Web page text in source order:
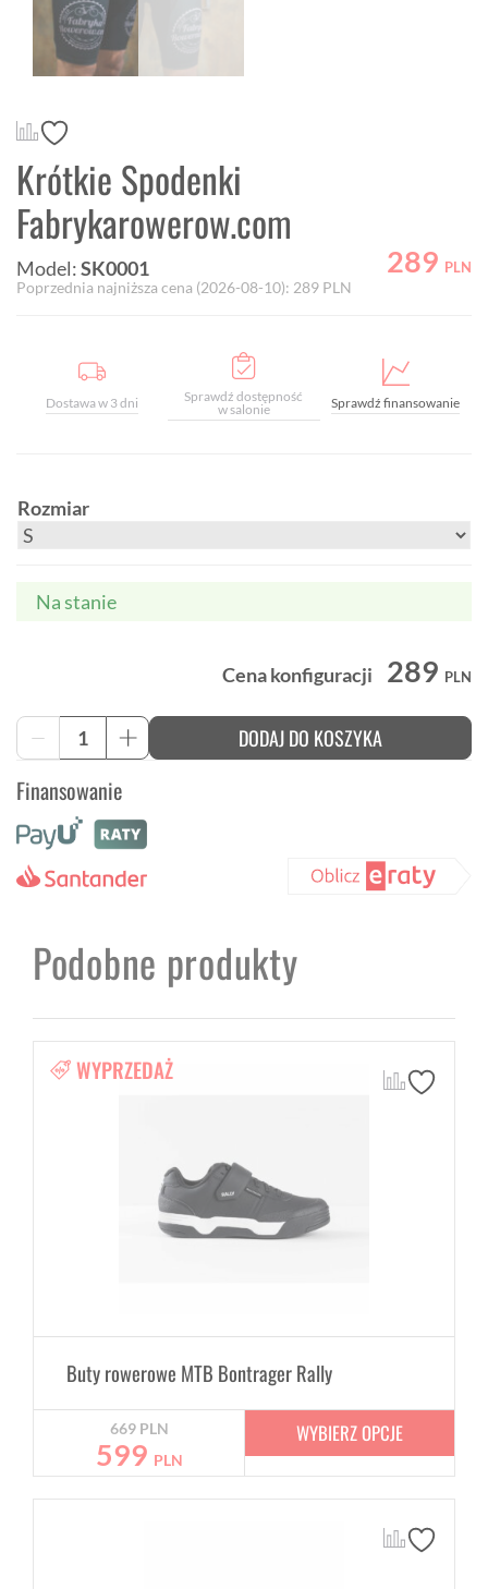
Krótkie Spodenki
Fabrykarowerow.com
Model:SK0001 289 PLN
Poprzednia najniższa cena (2026-08-10): 289 PLN
Dostawa w 3 dni
Sprawdź dostępność
w salonie
Sprawdź finansowanie
Rozmiar
Na stanie
Cena konfiguracji 289 PLN
-
ilość
Krótkie
Fabrykarowerow.com
+ DODAJ DO KOSZYKA
Finansowanie
Podobne produkty
WYPRZEDAŻ
Buty rowerowe MTB Bontrager Rally
669 PLN
599 PLN
WYBIERZ OPCJE